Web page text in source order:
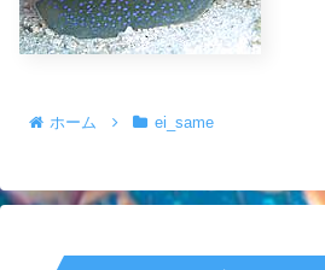
ホーム ei_same